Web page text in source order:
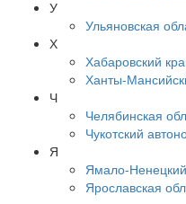
У
Ульяновская
Х
Хабаровский
Ханты-
Ч
Челябинская
Чукотский
Я
Ямало-
Ярославская